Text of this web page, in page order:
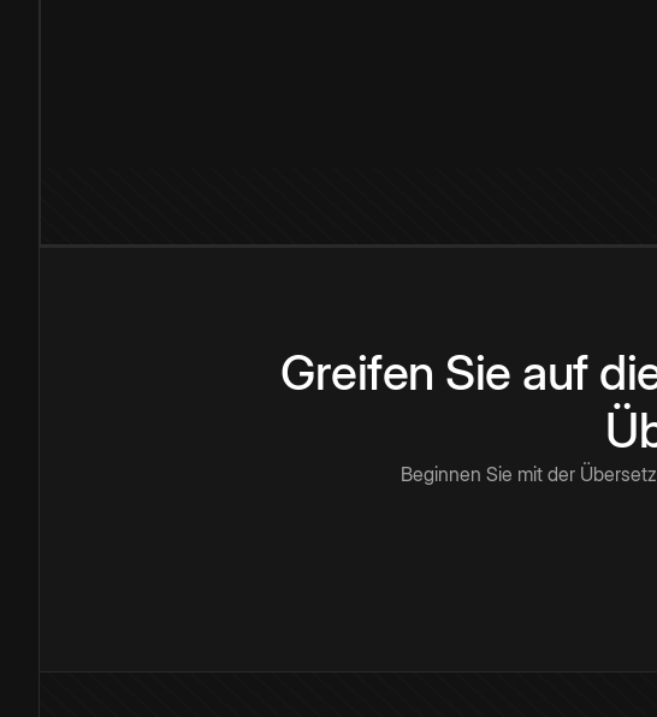
Greifen Sie auf
Beginnen Sie mit der